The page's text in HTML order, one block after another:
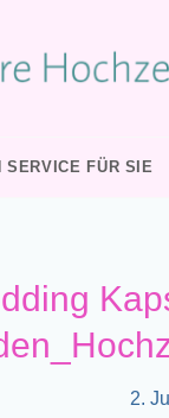
SERVICE FÜR SIE
2.